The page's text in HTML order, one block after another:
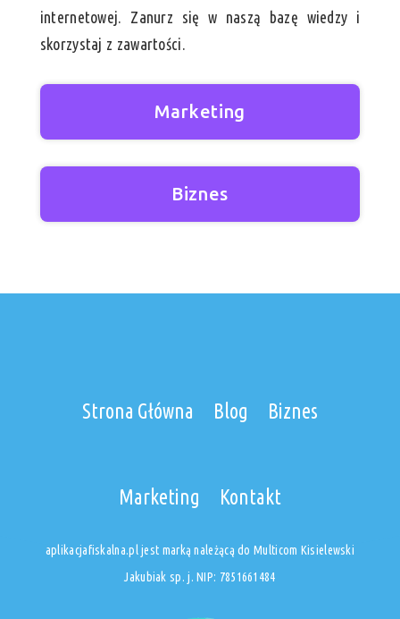
internetowej. Zanurz się w naszą bazę wiedzy i
skorzystaj z zawartości.
Marketing
Biznes
Strona Główna Blog Biznes
Marketing Kontakt
aplikacjafiskalna.pl jest marką należącą do Multicom Kisielewski
Jakubiak sp. j. NIP: 7851661484